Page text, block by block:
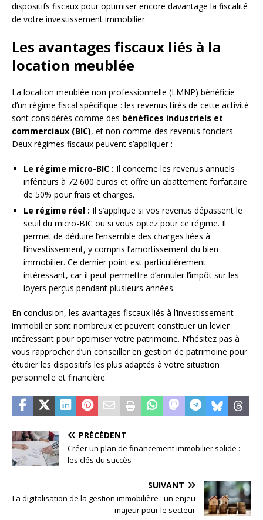
dispositifs fiscaux pour optimiser encore davantage la fiscalité
de votre investissement immobilier.
Les avantages fiscaux liés à la
location meublée
La location meublée non professionnelle (LMNP) bénéficie
d’un régime fiscal spécifique : les revenus tirés de cette activité
sont considérés comme des bénéfices industriels et
commerciaux (BIC), et non comme des revenus fonciers.
Deux régimes fiscaux peuvent s’appliquer :
Le régime micro-BIC : Il concerne les revenus annuels
inférieurs à 72 600 euros et offre un abattement forfaitaire
de 50% pour frais et charges.
Le régime réel : Il s’applique si vos revenus dépassent le
seuil du micro-BIC ou si vous optez pour ce régime. Il
permet de déduire l’ensemble des charges liées à
l’investissement, y compris l’amortissement du bien
immobilier. Ce dernier point est particulièrement
intéressant, car il peut permettre d’annuler l’impôt sur les
loyers perçus pendant plusieurs années.
En conclusion, les avantages fiscaux liés à l’investissement
immobilier sont nombreux et peuvent constituer un levier
intéressant pour optimiser votre patrimoine. N’hésitez pas à
vous rapprocher d’un conseiller en gestion de patrimoine pour
étudier les dispositifs les plus adaptés à votre situation
personnelle et financière.
PRÉCÉDENT
Créer un plan de financement immobilier solide :
les clés du succès
SUIVANT
La digitalisation de la gestion immobilière : un enjeu
majeur pour le secteur